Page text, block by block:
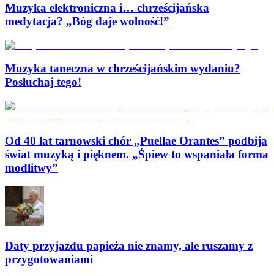
Muzyka elektroniczna i… chrześcijańska
medytacja? „Bóg daje wolność!”
Muzyka taneczna w chrześcijańskim wydaniu?
Posłuchaj tego!
Od 40 lat tarnowski chór „Puellae Orantes” podbija
świat muzyką i pięknem. „Śpiew to wspaniała forma
modlitwy”
Daty przyjazdu papieża nie znamy, ale ruszamy z
przygotowaniami